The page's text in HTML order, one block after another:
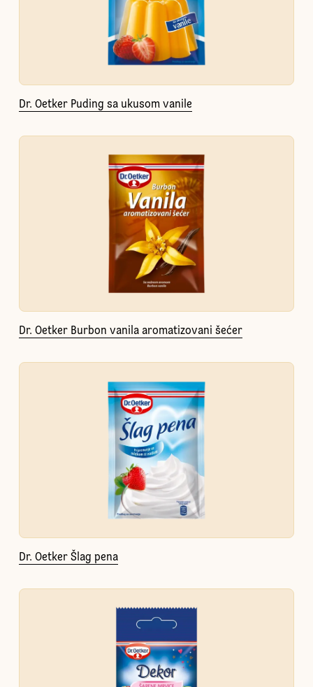
Dr. Oetker Puding sa ukusom vanile
Dr. Oetker Burbon vanila aromatizovani šećer
Dr. Oetker Šlag pena